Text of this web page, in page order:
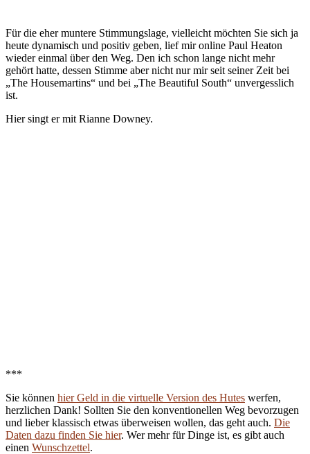
Für die eher muntere Stimmungslage, vielleicht möchten Sie sich ja
heute dynamisch und positiv geben, lief mir online Paul Heaton
wieder einmal über den Weg. Den ich schon lange nicht mehr
gehört hatte, dessen Stimme aber nicht nur mir seit seiner Zeit bei
„The Housemartins“ und bei „The Beautiful South“ unvergesslich
ist.
Hier singt er mit Rianne Downey.
***
Sie können hier Geld in die virtuelle Version des Hutes werfen,
herzlichen Dank! Sollten Sie den konventionellen Weg bevorzugen
und lieber klassisch etwas überweisen wollen, das geht auch. Die
Daten dazu finden Sie hier. Wer mehr für Dinge ist, es gibt auch
einen Wunschzettel.